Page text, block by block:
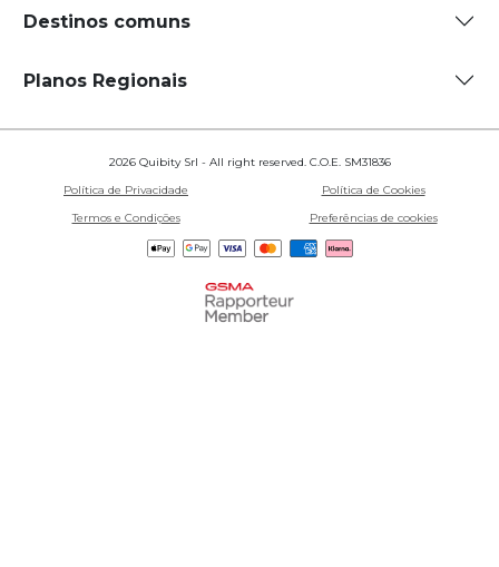
Destinos comuns
Planos Regionais
2026 Quibity Srl - All right reserved. C.O.E. SM31836
Política de Privacidade
Política de Cookies
Termos e Condições
Preferências de cookies